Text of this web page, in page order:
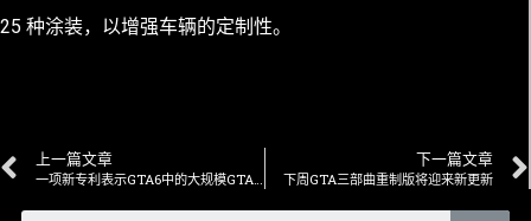
25 种涂装，以增强车辆的定制性。
上一篇文章
一项新专利表示GTA6中的大规模GTA Online更新
下一篇文章
下周GTA三部曲重制版将迎来新更新